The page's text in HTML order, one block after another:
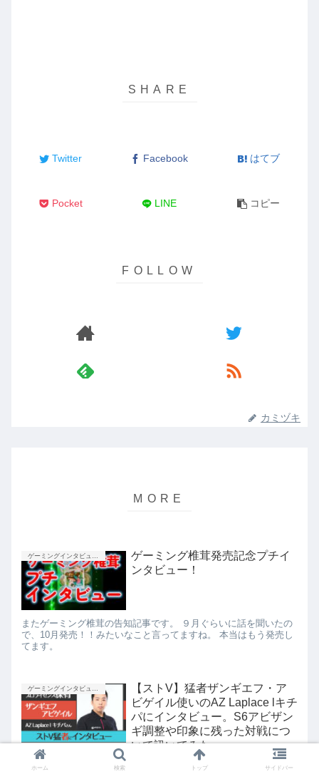
Twitter Facebook はてブ
Pocket LINE コピー
カミヅキ
ゲーミング椎茸発売記念プチイ
ンタビュー！
またゲーミング椎茸の告知記事です。 ９月ぐらいに話を聞いたの
で、10月発売！！みたいなこと言ってますね。 本当はもう発売し
てます。
【ストV】猛者ザンギエフ・ア
ビゲイル使いのAZ Laplace lキチ
パにインタビュー。S6アビザン
ギ調整や印象に残った対戦につ
いて訊いてみた
自分がザンギとアビについて訊くならこの人しかいない！と思っ
てお願いしたら通りました。 ストV初期からの長い付き合いの友
ホーム 検索 トップ サイドバー